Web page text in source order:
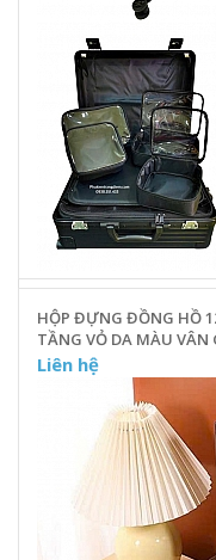
HỘP ĐỰNG ĐỒNG HỒ
TẦNG VỎ DA MÀU VÂN
Liên hệ